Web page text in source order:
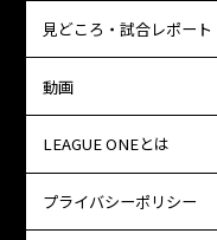
見どころ・試合レポート
動画
LEAGUE ONEとは
プライバシーポリシー